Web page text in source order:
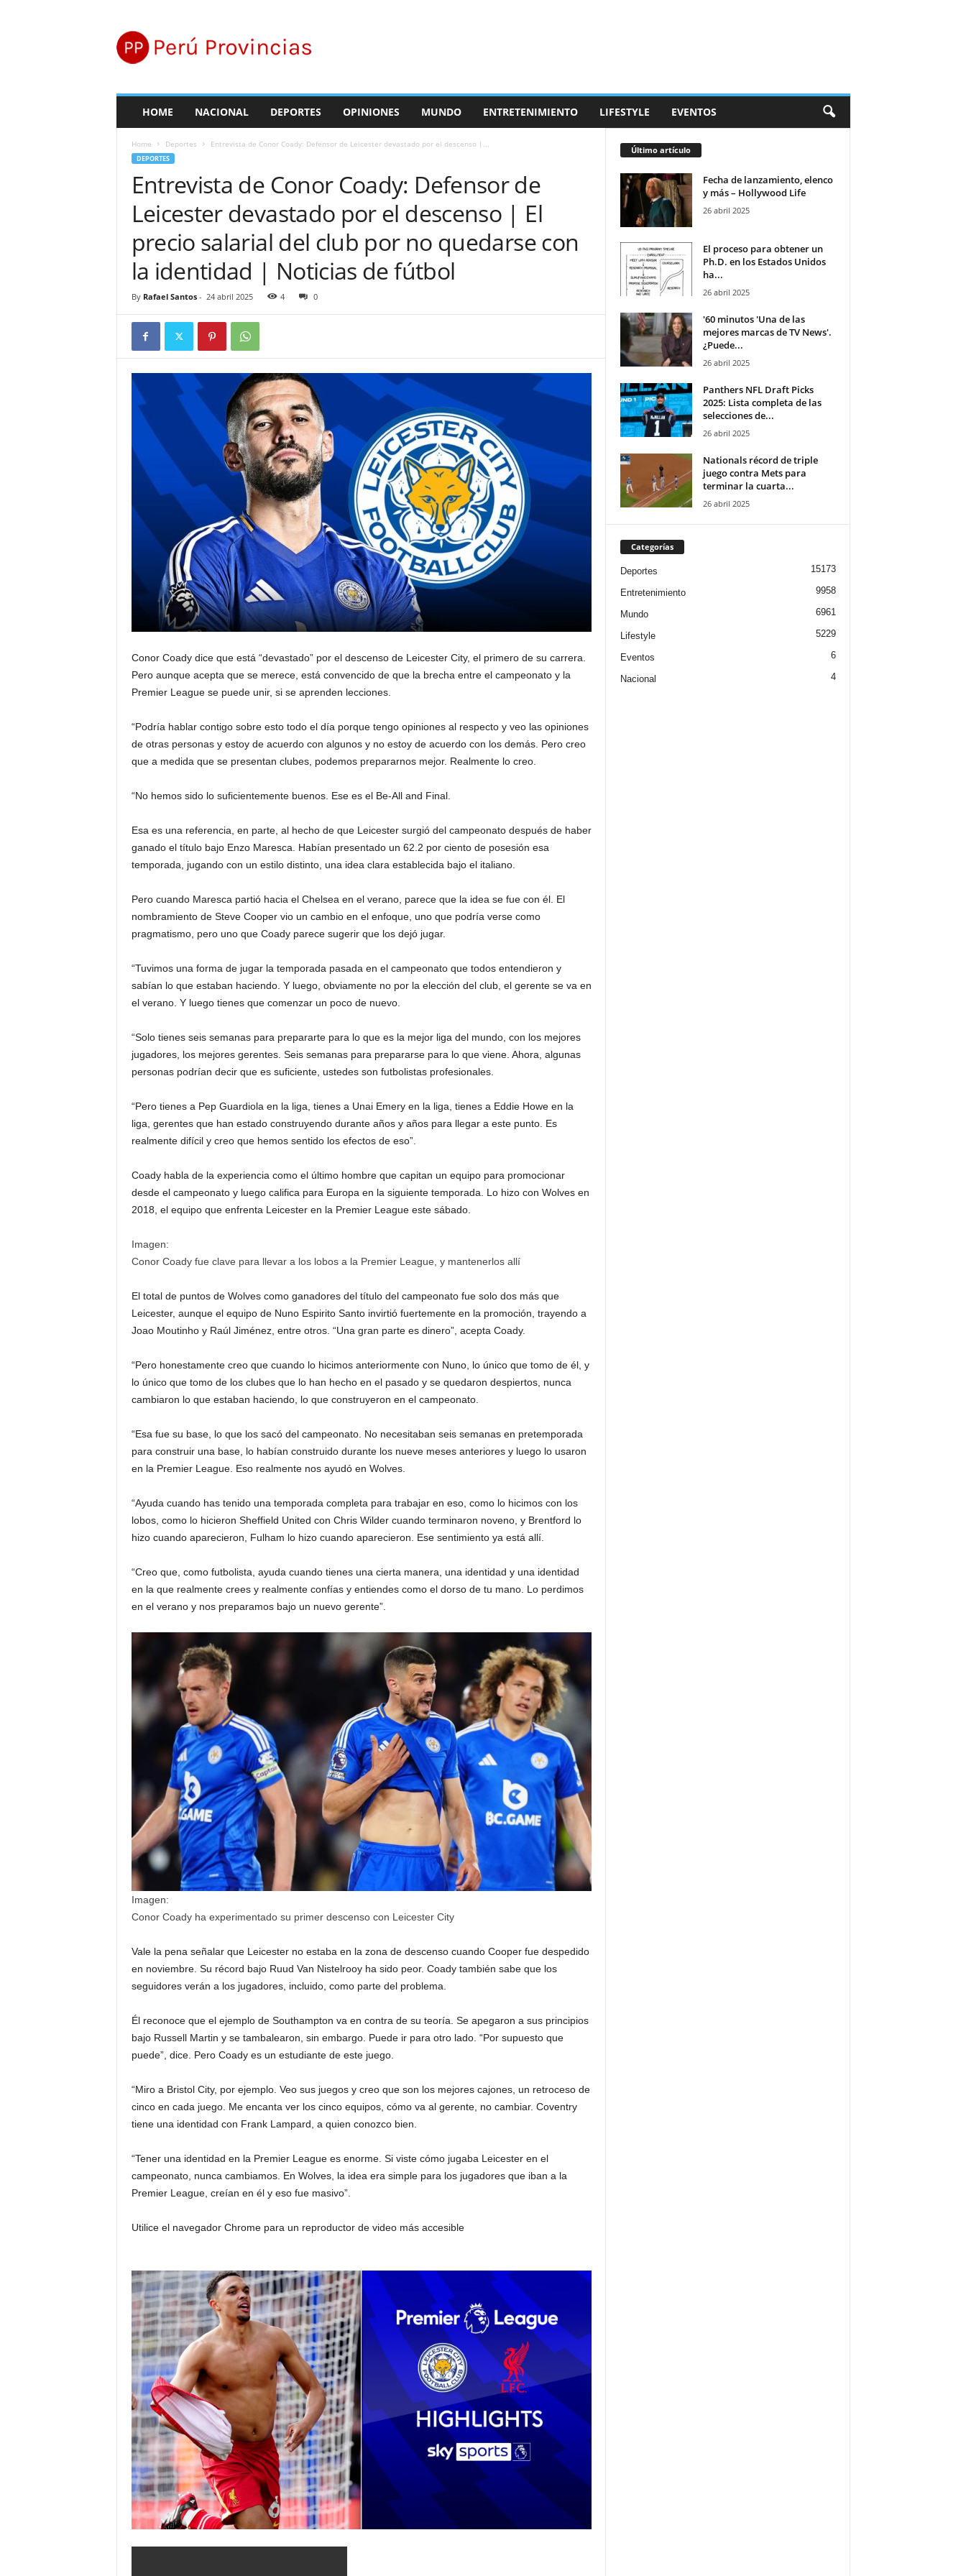
r
ú
HOME NACIONAL DEPORTES OPINIONES MUNDO ENTRETENIMIENTO LIFESTYLE EVENTOS
Home Deportes Entrevista de Conor Coady: Defensor de Leicester devastado por el descenso |...
DEPORTES
Entrevista de Conor Coady: Defensor de
Leicester devastado por el descenso | El
precio salarial del club por no quedarse con
la identidad | Noticias de fútbol
By Rafael Santos- 24 abril 2025 4 0
Conor Coady dice que está “devastado” por el descenso de Leicester City, el primero de su carrera.
Pero aunque acepta que se merece, está convencido de que la brecha entre el campeonato y la
Premier League se puede unir, si se aprenden lecciones.
“Podría hablar contigo sobre esto todo el día porque tengo opiniones al respecto y veo las opiniones
de otras personas y estoy de acuerdo con algunos y no estoy de acuerdo con los demás. Pero creo
que a medida que se presentan clubes, podemos prepararnos mejor. Realmente lo creo.
“No hemos sido lo suficientemente buenos. Ese es el Be-All and Final.
Esa es una referencia, en parte, al hecho de que Leicester surgió del campeonato después de haber
ganado el título bajo Enzo Maresca. Habían presentado un 62.2 por ciento de posesión esa
temporada, jugando con un estilo distinto, una idea clara establecida bajo el italiano.
Pero cuando Maresca partió hacia el Chelsea en el verano, parece que la idea se fue con él. El
nombramiento de Steve Cooper vio un cambio en el enfoque, uno que podría verse como
pragmatismo, pero uno que Coady parece sugerir que los dejó jugar.
“Tuvimos una forma de jugar la temporada pasada en el campeonato que todos entendieron y
sabían lo que estaban haciendo. Y luego, obviamente no por la elección del club, el gerente se va en
el verano. Y luego tienes que comenzar un poco de nuevo.
“Solo tienes seis semanas para prepararte para lo que es la mejor liga del mundo, con los mejores
jugadores, los mejores gerentes. Seis semanas para prepararse para lo que viene. Ahora, algunas
personas podrían decir que es suficiente, ustedes son futbolistas profesionales.
“Pero tienes a Pep Guardiola en la liga, tienes a Unai Emery en la liga, tienes a Eddie Howe en la
liga, gerentes que han estado construyendo durante años y años para llegar a este punto. Es
realmente difícil y creo que hemos sentido los efectos de eso”.
Coady habla de la experiencia como el último hombre que capitan un equipo para promocionar
desde el campeonato y luego califica para Europa en la siguiente temporada. Lo hizo con Wolves en
2018, el equipo que enfrenta Leicester en la Premier League este sábado.
Imagen:
Conor Coady fue clave para llevar a los lobos a la Premier League, y mantenerlos allí
El total de puntos de Wolves como ganadores del título del campeonato fue solo dos más que
Leicester, aunque el equipo de Nuno Espirito Santo invirtió fuertemente en la promoción, trayendo a
Joao Moutinho y Raúl Jiménez, entre otros. “Una gran parte es dinero”, acepta Coady.
“Pero honestamente creo que cuando lo hicimos anteriormente con Nuno, lo único que tomo de él, y
lo único que tomo de los clubes que lo han hecho en el pasado y se quedaron despiertos, nunca
cambiaron lo que estaban haciendo, lo que construyeron en el campeonato.
“Esa fue su base, lo que los sacó del campeonato. No necesitaban seis semanas en pretemporada
para construir una base, lo habían construido durante los nueve meses anteriores y luego lo usaron
en la Premier League. Eso realmente nos ayudó en Wolves.
“Ayuda cuando has tenido una temporada completa para trabajar en eso, como lo hicimos con los
lobos, como lo hicieron Sheffield United con Chris Wilder cuando terminaron noveno, y Brentford lo
hizo cuando aparecieron, Fulham lo hizo cuando aparecieron. Ese sentimiento ya está allí.
“Creo que, como futbolista, ayuda cuando tienes una cierta manera, una identidad y una identidad
en la que realmente crees y realmente confías y entiendes como el dorso de tu mano. Lo perdimos
en el verano y nos preparamos bajo un nuevo gerente”.
Imagen:
Conor Coady ha experimentado su primer descenso con Leicester City
Vale la pena señalar que Leicester no estaba en la zona de descenso cuando Cooper fue despedido
en noviembre. Su récord bajo Ruud Van Nistelrooy ha sido peor. Coady también sabe que los
seguidores verán a los jugadores, incluido, como parte del problema.
Él reconoce que el ejemplo de Southampton va en contra de su teoría. Se apegaron a sus principios
bajo Russell Martin y se tambalearon, sin embargo. Puede ir para otro lado. “Por supuesto que
puede”, dice. Pero Coady es un estudiante de este juego.
“Miro a Bristol City, por ejemplo. Veo sus juegos y creo que son los mejores cajones, un retroceso de
cinco en cada juego. Me encanta ver los cinco equipos, cómo va al gerente, no cambiar. Coventry
tiene una identidad con Frank Lampard, a quien conozco bien.
“Tener una identidad en la Premier League es enorme. Si viste cómo jugaba Leicester en el
campeonato, nunca cambiamos. En Wolves, la idea era simple para los jugadores que iban a la
Premier League, creían en él y eso fue masivo”.
Utilice el navegador Chrome para un reproductor de video más accesible
Último artículo
Fecha de lanzamiento, elenco
y más – Hollywood Life
26 abril 2025
El proceso para obtener un
Ph.D. en los Estados Unidos
ha...
26 abril 2025
'60 minutos 'Una de las
mejores marcas de TV News'.
¿Puede...
26 abril 2025
Panthers NFL Draft Picks
2025: Lista completa de las
selecciones de...
26 abril 2025
Nationals récord de triple
juego contra Mets para
terminar la cuarta...
26 abril 2025
Categorías
Deportes 15173
Entretenimiento 9958
Mundo 6961
Lifestyle 5229
Eventos 6
Nacional 4